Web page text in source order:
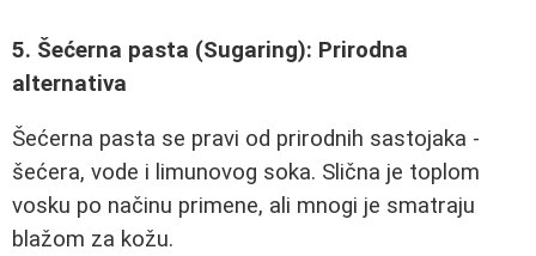
5. Šećerna pasta (Sugaring): Prirodna
alternativa
Šećerna pasta se pravi od prirodnih sastojaka -
šećera, vode i limunovog soka. Slična je toplom
vosku po načinu primene, ali mnogi je smatraju
blažom za kožu.